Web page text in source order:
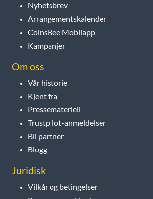
Nyhetsbrev
Arrangementskalender
CoinsBee Mobilapp
Kampanjer
Om oss
Vår historie
Kjent fra
Pressemateriell
Trustpilot-anmeldelser
Bli partner
Blogg
Juridisk
Vilkår og betingelser